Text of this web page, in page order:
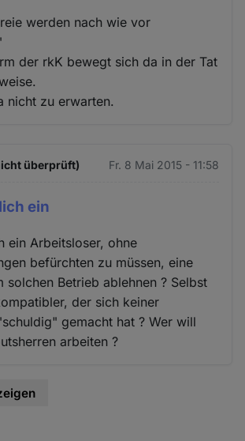
werden nach wie vor
der rkK bewegt sich da in der Tat
nicht zu erwarten.
überprüft) Fr. 8 Mai 2015 - 11:58
ein
ein Arbeitsloser, ohne
befürchten zu müssen, eine
solchen Betrieb ablehnen ? Selbst
der sich keiner
gemacht hat ? Wer will
arbeiten ?